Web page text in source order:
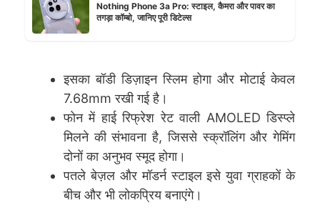
Nothing Phone 3a Pro: स्टाइल, कैमरा और पावर का
तगड़ा कॉम्बो, जानिए पूरी डिटेल्स
इसका बॉडी डिज़ाइन स्लिम होगा और मोटाई केवल
7.68mm रखी गई है।
फोन में हाई रिफ्रेश रेट वाली AMOLED डिस्प्ले
मिलने की संभावना है, जिससे स्क्रॉलिंग और गेमिंग
दोनों का अनुभव स्मूद होगा।
पतले बेज़ल और मॉडर्न स्टाइल इसे युवा ग्राहकों के
बीच और भी लोकप्रिय बनाएंगे।